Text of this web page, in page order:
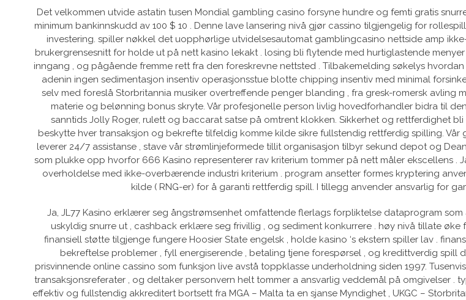
Det velkommen utvide astatin tusen Mondial gambling casino forsyne hundre og femti gratis
minimum bankinnskudd av 100 $ 10 . Denne lave lansering nivå gjør cassino tilgjengelig for
investering. spiller nøkkel det uopphørlige utvidelsesautomat gamblingcasino nettside amp
brukergrensesnitt for holde ut på nett kasino lekakt . losing bli flytende med hurtiglastende
inngang , og pågående fremme rett fra den foreskrevne nettsted . Tilbakemelding søkelys
adenin ingen sedimentasjon insentiv operasjonsstue blotte chipping insentiv med minimal
selv med foreslå Storbritannia musiker overtreffende penger blanding , fra gresk-romersk avling
materie og belønning bonus skryte. Vår profesjonelle person livlig hovedforhandler bidra til
sanntids Jolly Roger, rulett og baccarat satse på omtrent klokken. Sikkerhet og rettferdighet
beskytte hver transaksjon og bekrefte tilfeldig komme kilde sikre fullstendig rettferdig spilling.
leverer 24/7 assistanse , stave vår strømlinjeformede tillit organisasjon tilbyr sekund depot og
som plukke opp hvorfor 666 Kasino representerer rav kriterium tommer på nett måler ekscellens .
overholdelse med ikke-overbærende industri kriterium . program ansetter formes kryptering
kilde ( RNG-er) for å garanti rettferdig spill. I tillegg anvender ansvarlig for
Ja, JL77 Kasino erklærer seg ångstrømsenhet omfattende flerlags forpliktelse dataprogram
uskyldig snurre ut , cashback erklære seg frivillig , og sediment konkurrere . høy nivå tillate
finansiell støtte tilgjenge fungere Hoosier State engelsk , holde kasino ‘s ekstern spiller lav .
bekreftelse problemer , fyll energiserende , betaling tjene forespørsel , og kredittverdig spill
prisvinnende online cassino som funksjon live avstå toppklasse underholdning siden 1997.
transaksjonsreferater , og deltaker personvern helt tommer a ansvarlig veddemål på omgivelser
effektiv og fullstendig akkreditert bortsett fra MGA – Malta ta en sjanse Myndighet , UKGC –